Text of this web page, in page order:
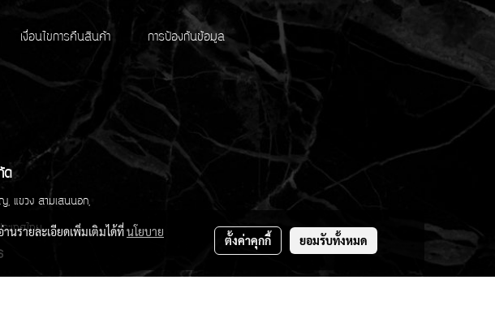
เงื่อนไขการคืนสินค้า การป้องกันข้อมูล
ด
, แขวง สามเสนนอก,
ะเทศไทย
นรายละเอียดเพิ่มเติมได้ที่นโยบาย
ตั้งค่าคุกกี้ ยอมรับทั้งหมด